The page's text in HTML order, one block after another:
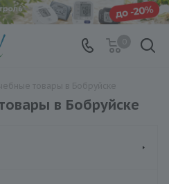
в Бобруйске